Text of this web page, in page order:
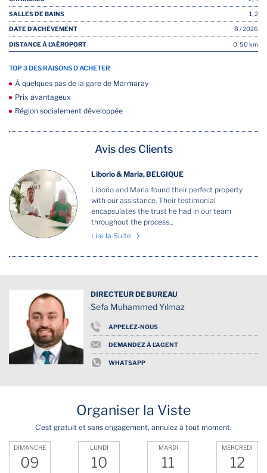
SALLES DE BAINS 1, 2
DATE D'ACHÈVEMENT 8 / 2026
DISTANCE À L'AÉROPORT 0-50 km
TOP 3 DES RAISONS D'ACHETER
À quelques pas de la gare de Marmaray
Prix ​​avantageux
Région socialement développée
Avis des Clients
Liborio & Maria, BELGIQUE
Liborio and Maria found their perfect property
with our assistance. Their testimonial
encapsulates the trust he had in our team
throughout the process...
Lire la Suite
DIRECTEUR DE BUREAU
Sefa Muhammed Yılmaz
APPELEZ-NOUS
DEMANDEZ À L'AGENT
WHATSAPP
Organiser la Viste
C'est gratuit et sans engagement, annulez à tout moment.
DIMANCHE
09
LUNDI
10
MARDI
11
MERCREDI
12